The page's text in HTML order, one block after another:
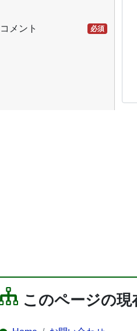
コメント 必須
このページの現